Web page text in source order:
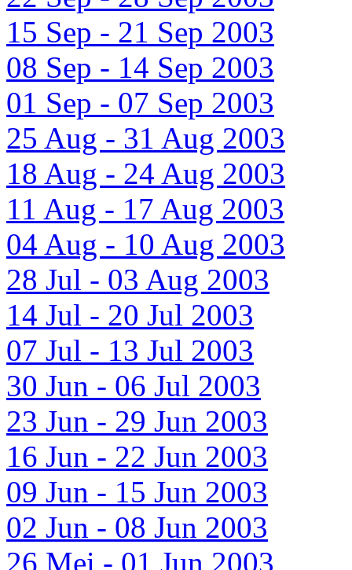
15 Sep - 21 Sep 2003
08 Sep - 14 Sep 2003
01 Sep - 07 Sep 2003
25 Aug - 31 Aug 2003
18 Aug - 24 Aug 2003
11 Aug - 17 Aug 2003
04 Aug - 10 Aug 2003
28 Jul - 03 Aug 2003
14 Jul - 20 Jul 2003
07 Jul - 13 Jul 2003
30 Jun - 06 Jul 2003
23 Jun - 29 Jun 2003
16 Jun - 22 Jun 2003
09 Jun - 15 Jun 2003
02 Jun - 08 Jun 2003
26 Mei - 01 Jun 2003